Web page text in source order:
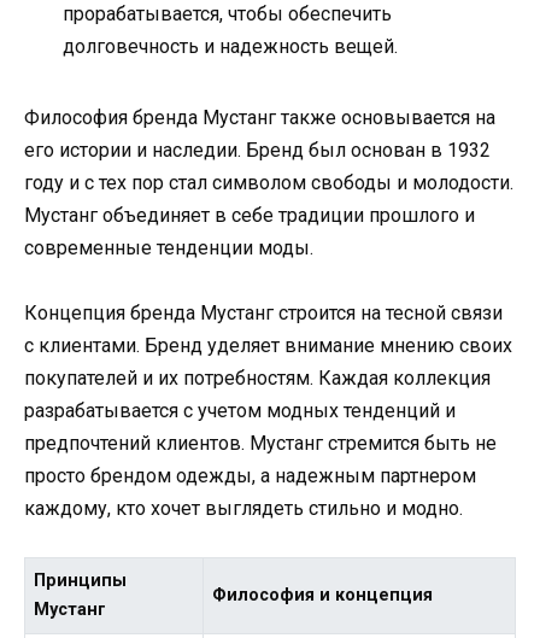
прорабатывается, чтобы обеспечить
долговечность и надежность вещей.
Философия бренда Мустанг также основывается на
его истории и наследии. Бренд был основан в 1932
году и с тех пор стал символом свободы и молодости.
Мустанг объединяет в себе традиции прошлого и
современные тенденции моды.
Концепция бренда Мустанг строится на тесной связи
с клиентами. Бренд уделяет внимание мнению своих
покупателей и их потребностям. Каждая коллекция
разрабатывается с учетом модных тенденций и
предпочтений клиентов. Мустанг стремится быть не
просто брендом одежды, а надежным партнером
каждому, кто хочет выглядеть стильно и модно.
Принципы
Мустанг
Философия и концепция